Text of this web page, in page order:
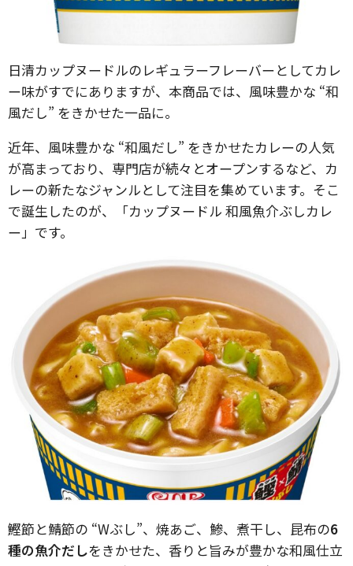
日清カップヌードルのレギュラーフレーバーとしてカレ
ー味がすでにありますが、本商品では、風味豊かな “和
風だし” をきかせた一品に。
近年、風味豊かな “和風だし” をきかせたカレーの人気
が高まっており、専門店が続々とオープンするなど、カ
レーの新たなジャンルとして注目を集めています。そこ
で誕生したのが、「カップヌードル 和風魚介ぶしカレ
ー」です。
鰹節と鯖節の “Wぶし”、焼あご、鯵、煮干し、昆布の6
種の魚介だしをきかせた、香りと旨みが豊かな和風仕立